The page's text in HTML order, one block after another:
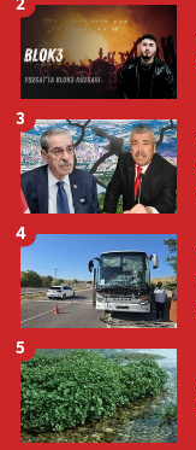
2
3
4
5